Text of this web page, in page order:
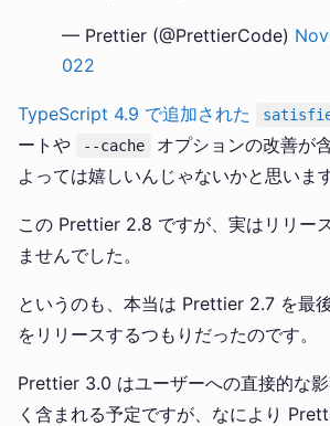
— Prettier (@PrettierCode)
022
TypeScript 4.9 で追加された
ートや
--cache
オプションの改善が
よっては嬉しいんじゃないかと思います
この Prettier 2.8 ですが、実はリリー
ませんでした。
というのも、本当は Prettier 2.7 を最
をリリースするつもりだったのです。
Prettier 3.0 はユーザーへの直接的な
く含まれる予定ですが、なにより